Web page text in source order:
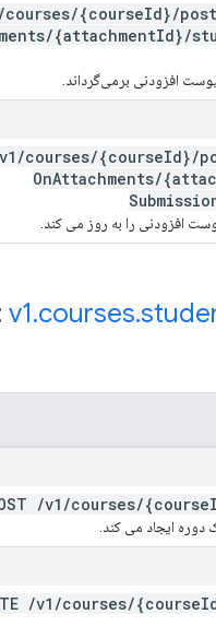
/courses/{courseId}/
/{attachmentId}/
افزودنی برمی‌گرداند.
v1 /courses/{courseId}/
OnAttachments/
افزودنی را به روز می کند.
v1.courses.
/v1 /courses/{course
ایجاد می کند.
/v1 /courses/{course